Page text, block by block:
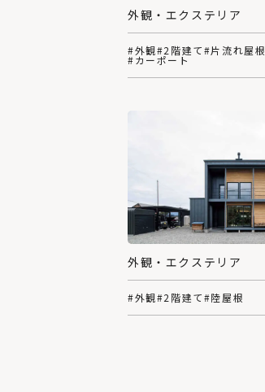
外観・エクステリア
#外観#2階建て#片流れ屋根
#カーポート
外観・エクステリア
#外観#2階建て#陸屋根